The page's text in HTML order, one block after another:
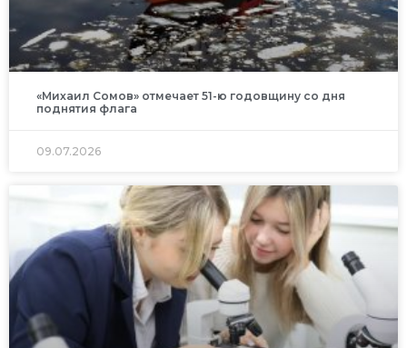
«Михаил Сомов» отмечает 51-ю годовщину со дня
поднятия флага
09.07.2026